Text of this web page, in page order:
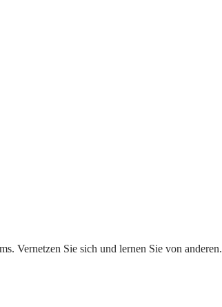
Vernetzen Sie sich und lernen Sie von anderen.